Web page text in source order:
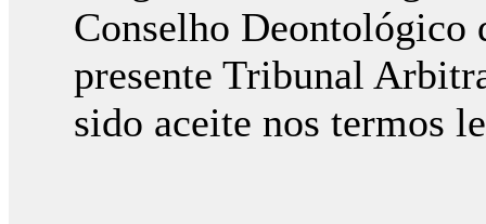
Conselho
presente Tribunal
sido aceite nos termos